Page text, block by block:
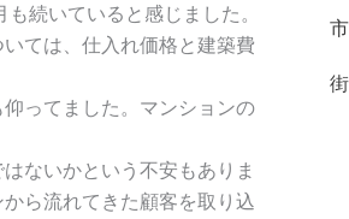
続いていると感じました。
ては、仕入れ価格と建築費
ってました。マンションの
ないかという不安もありま
ら流れてきた顧客を取り込